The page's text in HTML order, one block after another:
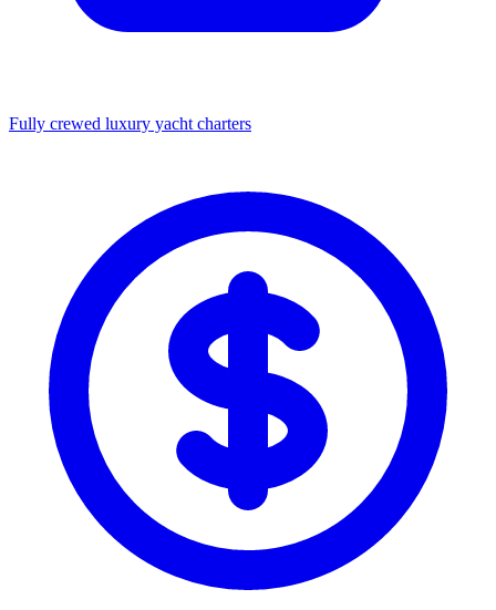
Fully crewed luxury yacht charters